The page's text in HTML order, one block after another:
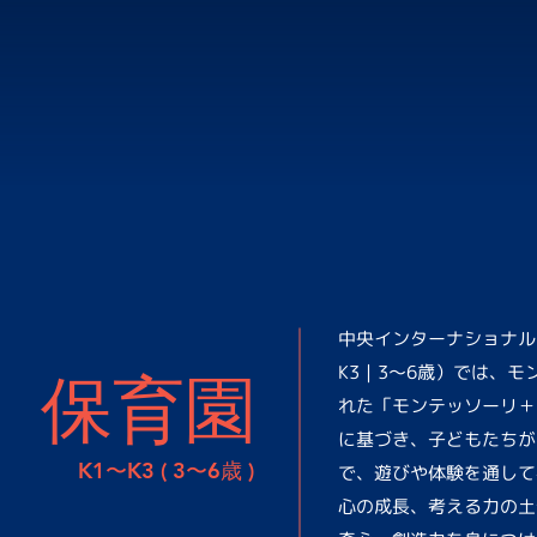
保育園
K1〜K3 ( 3〜6歳 )
中央インターナショナ
K3｜3〜6歳）では、モ
れた「モンテッソーリ
に基づき、子どもたち
で、遊びや体験を通し
心の成長、考える力の